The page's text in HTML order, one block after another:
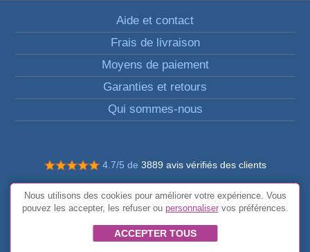
Aide et contact
Frais de livraison
Moyens de paiement
Garanties et retours
Qui sommes-nous
4.7/5 de 3889 avis vérifiés des clients
© Tous droits réservés FunToCome
Conditions générales
Nous utilisons des cookies pour améliorer votre expérience. Vous
pouvez les accepter, les refuser ou personnaliservos préférences.
ACCEPTER TOUS